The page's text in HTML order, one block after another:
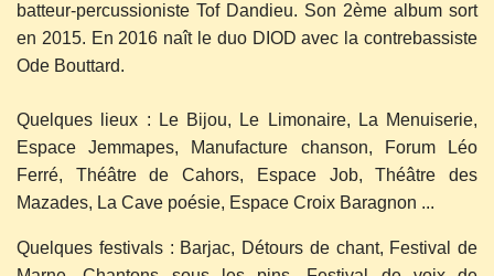
batteur-percussioniste Tof Dandieu. Son 2ème album sort
en 2015. En 2016 naît le duo DIOD avec la contrebassiste
Ode Bouttard.
Quelques lieux : Le Bijou, Le Limonaire, La Menuiserie,
Espace Jemmapes, Manufacture chanson, Forum Léo
Ferré, Théâtre de Cahors, Espace Job, Théâtre des
Mazades, La Cave poésie, Espace Croix Baragnon ...
Quelques festivals : Barjac, Détours de chant, Festival de